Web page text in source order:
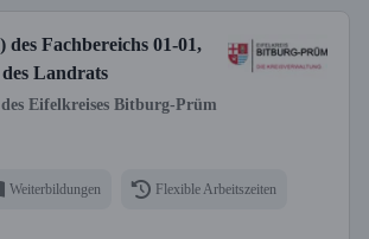
Fachbereichs 01-01,
Landrats
Eifelkreises Bitburg-Prüm
Weiterbildungen Flexible Arbeitszeiten